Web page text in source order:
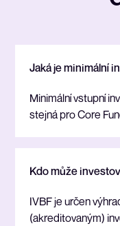
Jaká je minimální
Minimální vstupní
stejná pro Core
Kdo může
IVBF je určen
(akreditovaným)